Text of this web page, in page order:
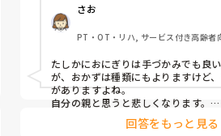
手づかみは、どうかなと思うのです
思われますか？私は、自分の母親が
るのを見たら、悲しくなります…職
下さいと思ってしまいます…
さお
PT・OT・リハ, サービス付き高齢者
たしかにおにぎりは手づかみでも良
が、おかずは種類にもよりますけど
がありますよね。
自分の親と思うと悲しくなります。
フルーツや温野菜とかならまだ良い
状態はどうなんでしょうか？とろみ
回答をもっと見る